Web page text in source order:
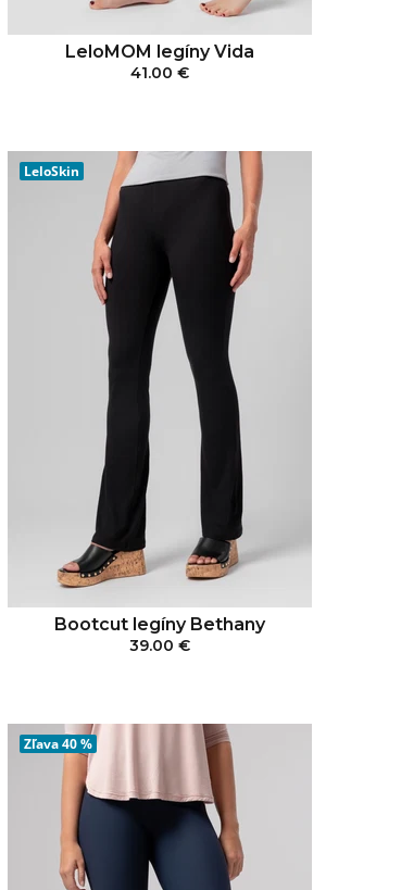
LeloMOM legíny Vida
41.00 €
LeloSkin
Bootcut legíny Bethany
39.00 €
Zľava40 %